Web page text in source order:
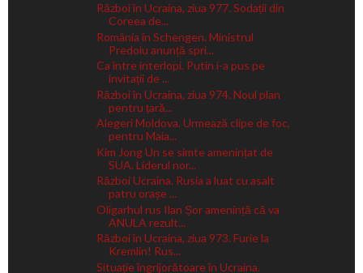
Război în Ucraina, ziua 977. Sodații din
Coreea de...
România în Schengen. Ministrul
Predoiu anunță spri...
Ca între interlopi. Putin i-a pus pe
invitații de ...
Război în Ucraina, ziua 974. Noul plan
pentru țară...
Alegeri Moldova. Urmează clipe de foc,
pentru Maia...
Kim Jong Un se simte amenințat de
SUA. Liderul nor...
Război Ucraina. Rusia a luat cu asalt
patru orașe ...
Oligarhul rus Ilan Șor amenință că va
ANULA rezult...
Război în Ucraina, ziua 973. Furie la
Kremlin! Rus...
Situație îngrijorătoare în Ucraina.